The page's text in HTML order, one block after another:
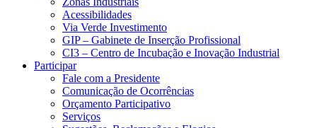
Acessibilidades
Via Verde Investimento
GIP – Gabinete de Inserção Profissional
CI3 – Centro de Incubação e Inovação Industrial
Participar
Fale com a Presidente
Comunicação de Ocorrências
Orçamento Participativo
Serviços